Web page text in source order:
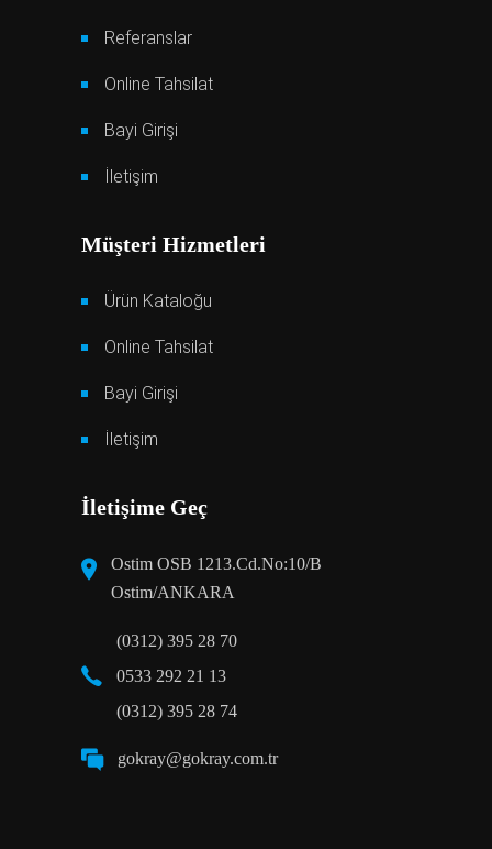
Referanslar
Online Tahsilat
Bayi Girişi
İletişim
Müşteri Hizmetleri
Ürün Kataloğu
Online Tahsilat
Bayi Girişi
İletişim
İletişime Geç
Ostim OSB 1213.Cd.No:10/B
Ostim/ANKARA
(0312) 395 28 70
0533 292 21 13
(0312) 395 28 74
gokray@gokray.com.tr